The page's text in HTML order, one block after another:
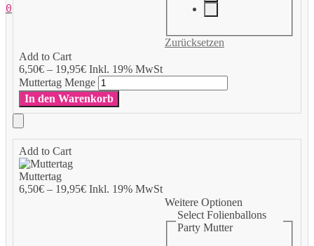
0
Add to Cart
6,50€– 19,95€Inkl. 19% MwSt
Zurücksetzen
Muttertag Menge
In den Warenkorb
Add to Cart
Muttertag
6,50€– 19,95€Inkl. 19% MwSt
Weitere Optionen
Select Folienballons
Party Mutter